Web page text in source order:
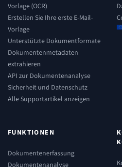
Vorlage (OCR)
Erstellen Sie Ihre erste E-Mail-
Vorlage
Unterstützte Dokumentformate
Dokumentenmetadaten
extrahieren
API zur Dokumentenanalyse
Sicherheit und Datenschutz
Alle Supportartikel anzeigen
FUNKTIONEN
Dokumentenerfassung
Dokumentenanalyse